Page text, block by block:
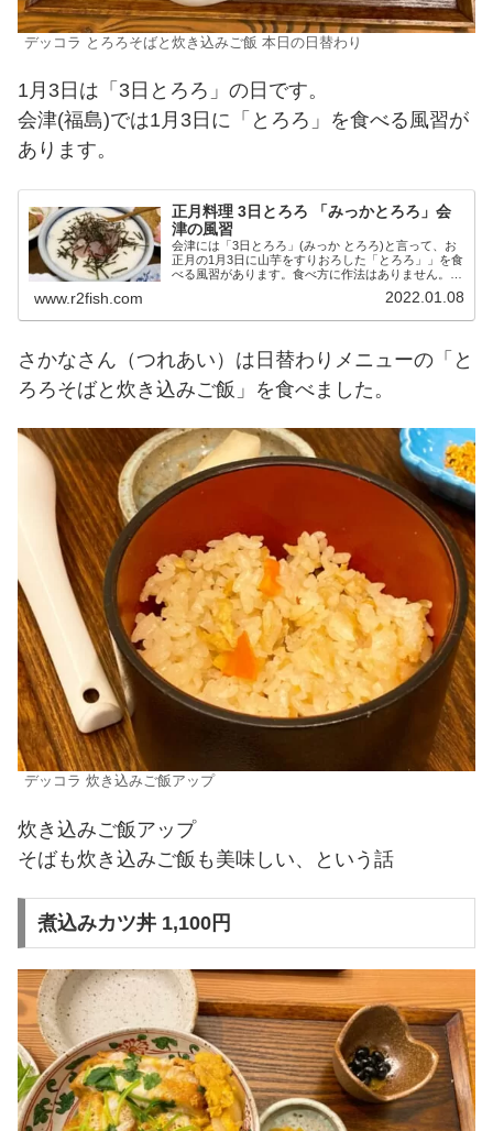
デッコラ とろろそばと炊き込みご飯 本日の日替わり
1月3日は「3日とろろ」の日です。
会津(福島)では1月3日に「とろろ」を食べる風習が
あります。
正月料理 3日とろろ 「みっかとろろ」会
津の風習
会津には「3日とろろ」(みっか とろろ)と言って、お
正月の1月3日に山芋をすりおろした「とろろ」」を食
べる風習があります。食べ方に作法はありません。そ
www.r2fish.com 2022.01.08
さかなさん（つれあい）は日替わりメニューの「と
ろろそばと炊き込みご飯」を食べました。
デッコラ 炊き込みご飯アップ
炊き込みご飯アップ
そばも炊き込みご飯も美味しい、という話
煮込みカツ丼 1,100円